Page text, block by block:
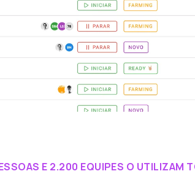
E 2.200 EQUIPES O UTILIZAM